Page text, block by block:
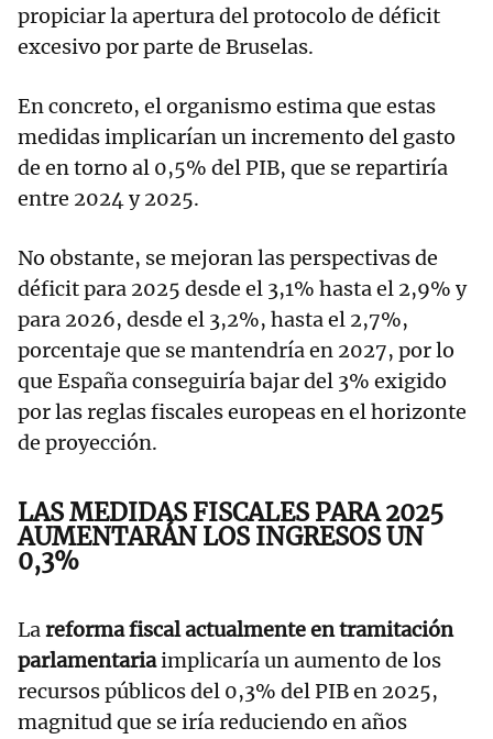
propiciar la apertura del protocolo de déficit
excesivo por parte de Bruselas.
En concreto, el organismo estima que estas
medidas implicarían un incremento del gasto
de en torno al 0,5% del PIB, que se repartiría
entre 2024 y 2025.
No obstante, se mejoran las perspectivas de
déficit para 2025 desde el 3,1% hasta el 2,9% y
para 2026, desde el 3,2%, hasta el 2,7%,
porcentaje que se mantendría en 2027, por lo
que España conseguiría bajar del 3% exigido
por las reglas fiscales europeas en el horizonte
de proyección.
LAS MEDIDAS FISCALES PARA 2025
AUMENTARÁN LOS INGRESOS UN
0,3%
Lareforma fiscal actualmente en tramitación
parlamentariaimplicaría un aumento de los
recursos públicos del 0,3% del PIB en 2025,
magnitud que se iría reduciendo en años